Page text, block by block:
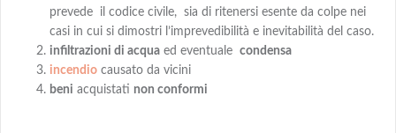
prevede il codice civile, sia di ritenersi esente da colpe nei
casi in cui si dimostri l’imprevedibilità e inevitabilità del caso.
infiltrazioni di acqua ed eventuale condensa
incendio causato da vicini
beni acquistati non conformi